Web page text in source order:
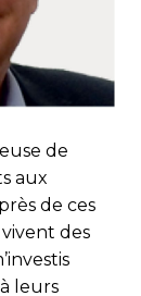
de
aux
de ces
des
leurs